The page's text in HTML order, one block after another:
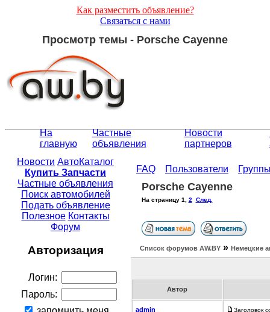
Как разместить объявление?
Связаться с нами
Просмотр темы - Porsche Cayenne
На
главную
Частные
объявления
Новости
партнеров
Новости АвтоКаталог
Купить Запчасти
Частные объявления
Поиск автомобилей
Подать объявление
Полезное Контакты
Форум
Авторизация
Логин:
Пароль:
FAQ Пользователи
Porsche Cayenne
На страницу 1 2 След.
Список форумов АW.BY » Немецкие
Автор
admin
Заголовок